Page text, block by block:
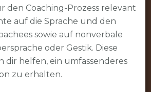
den Coaching-Prozess relevant
auf die Sprache und den
sowie auf nonverbale
oder Gestik. Diese
dir helfen, ein umfassenderes
zu erhalten.